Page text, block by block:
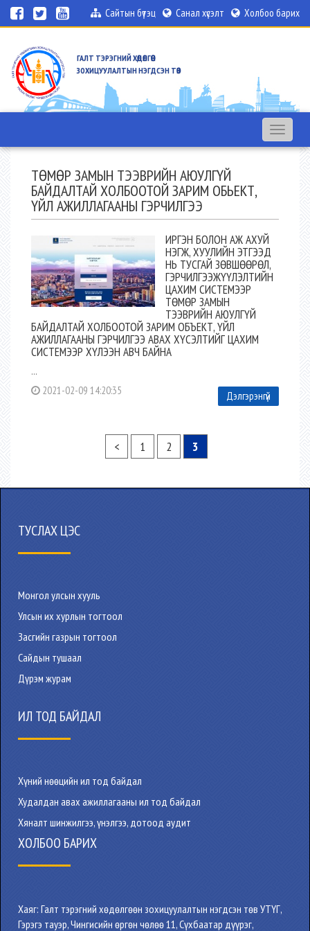
Сайтын бүтэц Санал хүсэлт Холбоо барих
ГАЛТ ТЭРЭГНИЙ ХӨДӨЛГӨӨН
ЗОХИЦУУЛАЛТЫН НЭГДСЭН ТӨВ
Toggle
navigation
ТӨМӨР ЗАМЫН ТЭЭВРИЙН АЮУЛГҮЙ
БАЙДАЛТАЙ ХОЛБООТОЙ ЗАРИМ ОБЬЕКТ,
ҮЙЛ АЖИЛЛАГААНЫ ГЭРЧИЛГЭЭ
ИРГЭН БОЛОН АЖ АХУЙ
НЭГЖ, ХУУЛИЙН ЭТГЭЭД
НЬ ТУСГАЙ ЗӨВШӨӨРӨЛ,
ГЭРЧИЛГЭЭЖҮҮЛЭЛТИЙН
ЦАХИМ СИСТЕМЭЭР
ТӨМӨР ЗАМЫН
ТЭЭВРИЙН АЮУЛГҮЙ
БАЙДАЛТАЙ ХОЛБООТОЙ ЗАРИМ ОБЪЕКТ, ҮЙЛ
АЖИЛЛАГААНЫ ГЭРЧИЛГЭЭ АВАХ ХҮСЭЛТИЙГ ЦАХИМ
СИСТЕМЭЭР ХҮЛЭЭН АВЧ БАЙНА
...
2021-02-09 14:20:35
Дэлгэрэнгүй
< 1 2 3
ТУСЛАХ ЦЭС
Монгол улсын хууль
Улсын их хурлын тогтоол
Засгийн газрын тогтоол
Сайдын тушаал
Дүрэм журам
ИЛ ТОД БАЙДАЛ
Хүний нөөцийн ил тод байдал
Худалдан авах ажиллагааны ил тод байдал
Хяналт шинжилгээ, үнэлгээ, дотоод аудит
ХОЛБОО БАРИХ
Хаяг: Галт тэрэгний хөдөлгөөн зохицуулалтын нэгдсэн төв УТҮГ,
Гэрэгэ тауэр, Чингисийн өргөн чөлөө 11, Сүхбаатар дүүрэг,